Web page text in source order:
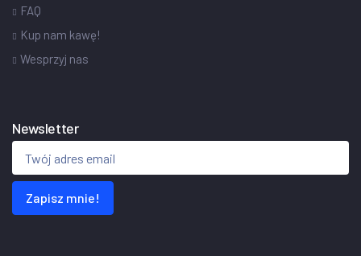
FAQ
Kup nam kawę!
Wesprzyj nas
Newsletter
Zapisz mnie!